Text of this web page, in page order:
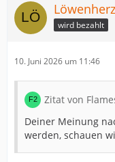
Löwenherz
wird bezahlt
10. Juni 2026 um 11:46
Zitat von
Deiner Meinung
werden, schauen